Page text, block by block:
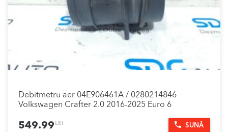
Debitmetru aer 04E906461A / 0280214846
Volkswagen Crafter 2.0 2016-2025 Euro 6
549.99 LEI SUNĂ